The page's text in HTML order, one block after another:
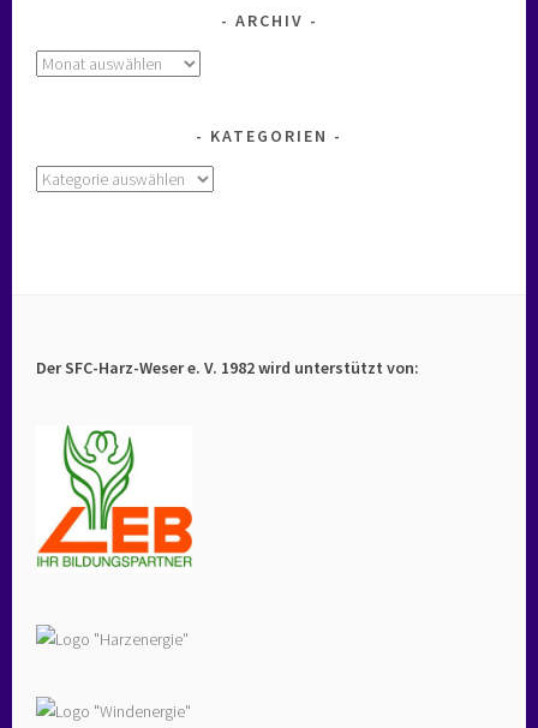
ARCHIV
Archiv
KATEGORIEN
Kategorien
Der SFC-Harz-Weser e. V. 1982 wird unterstützt von: